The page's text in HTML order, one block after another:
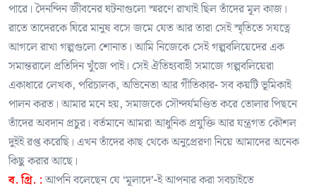
পারে। দৈনন্দিন জীবনের ঘটনাগুলো স্মরণে রাখাই ছিল তাঁদের মূল কাজ।
রাতে তাদেরকে ঘিরে মানুষ বসে জমে যেত আর তারা সেই স্মৃতিতে সযত্নে
আগলে রাখা গল্পগুলো শোনাত। আমি নিজেকে সেই গল্পবলিয়েদের এক
সমান্তরালে প্রতিদিন খুঁজে পাই। সেই ঐতিহ্যবাহী সমাজে গল্পবলিয়েরা
একাধারে লেখক, পরিচালক, অভিনেতা আর গীতিকার- সব কয়টি ভূমিকাই
পালন করত। আমার মনে হয়, সমাজকে সৌন্দর্যমণ্ডিত করে তোলার পিছনে
তাঁদের অবদান প্রচুর। বর্তমানে আমরা আধুনিক প্রযুক্তি আর যন্ত্রগত কৌশল
দুইই রপ্ত করেছি। এখন তাঁদের কাছ থেকে অনুপ্রেরণা নিয়ে আমাদের অনেক
কিছু করার আছে।
ব. গ্রি. :আপনি বলেছেন যে ‘মূলাদে’-ই আপনার করা সবচাইতে